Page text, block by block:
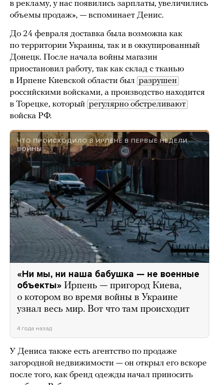
в рекламу, у нас появились зарплаты, увеличились
объемы продаж», — вспоминает Денис.
До 24 февраля доставка была возможна как
по территории Украины, так и в оккупированный
Донецк. После начала войны магазин
приостановил работу, так как склад с тканью
в Ирпене Киевской области был разрушен
российскими войсками, а производство находится
в Торецке, который регулярно обстреливают
войска РФ.
ЧТО ПРОИСХОДИЛО В ИРПЕНЕ В ПЕРВЫЕ НЕДЕЛИ
ВОЙНЫ
«Ни мы, ни наша бабушка — не военные
объекты» Ирпень — пригород Киева,
о котором во время войны в Украине
узнал весь мир. Вот что там происходит
4 года назад
У Дениса также есть агентство по продаже
загородной недвижимости — он открыл его вскоре
после того, как бренд одежды начал приносить